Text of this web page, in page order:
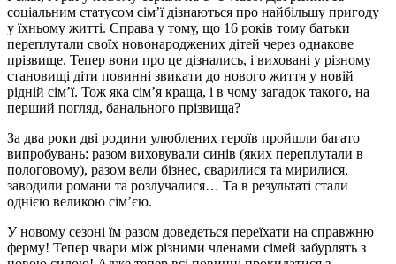
соціальним статусом сім’ї дізнаються про найбільшу пригоду
у їхньому житті. Справа у тому, що 16 років тому батьки
переплутали своїх новонароджених дітей через однакове
прізвище. Тепер вони про це дізнались, і виховані у різному
становищі діти повинні звикати до нового життя у новій
рідній сім’ї. Тож яка сім’я краща, і в чому загадок такого, на
перший погляд, банального прізвища?
За два роки дві родини улюблених героїв пройшли багато
випробувань: разом виховували синів (яких переплутали в
пологовому), разом вели бізнес, сварилися та мирилися,
заводили романи та розлучалися… Та в результаті стали
однією великою сім’єю.
У новому сезоні їм разом доведеться переїхати на справжню
ферму! Тепер чвари між різними членами сімей забурлять з